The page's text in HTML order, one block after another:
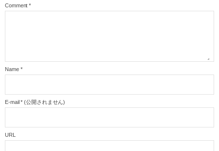
Comment *
Name *
E-mail * (公開されません)
URL